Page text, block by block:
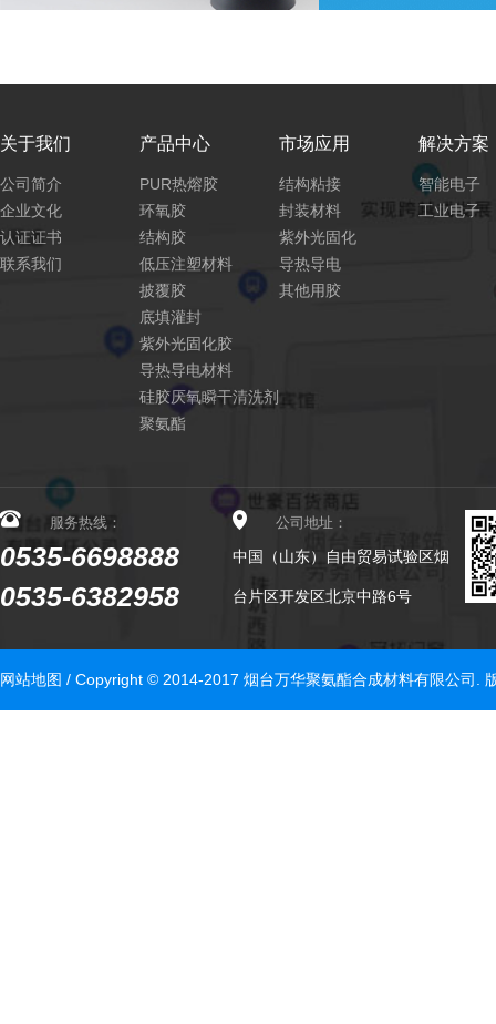
关于我们
公司简介
企业文化
认证证书
联系我们
产品中心
PUR热熔胶
环氧胶
结构胶
低压注塑材料
披覆胶
底填灌封
紫外光固化胶
导热导电材料
硅胶厌氧瞬干清洗剂
聚氨酯
市场应用
结构粘接
封装材料
紫外光固化
导热导电
其他用胶
解决方案
智能电子
工业电子
服务热线：
0535-6698888
0535-6382958
公司地址：
中国（山东）自由贸易试验区烟
台片区开发区北京中路6号
网站地图 / Copyright © 2014-2017 烟台万华聚氨酯合成材料有限公司.